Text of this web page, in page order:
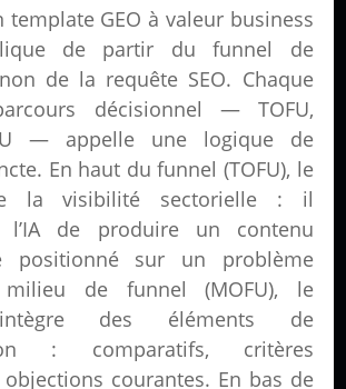
template GEO à valeur business
de partir du funnel de
de la requête SEO. Chaque
décisionnel — TOFU,
— appelle une logique de
En haut du funnel (TOFU), le
la visibilité sectorielle : il
l’IA de produire un contenu
positionné sur un problème
de funnel (MOFU), le
des éléments de
: comparatifs, critères
objections courantes. En bas de